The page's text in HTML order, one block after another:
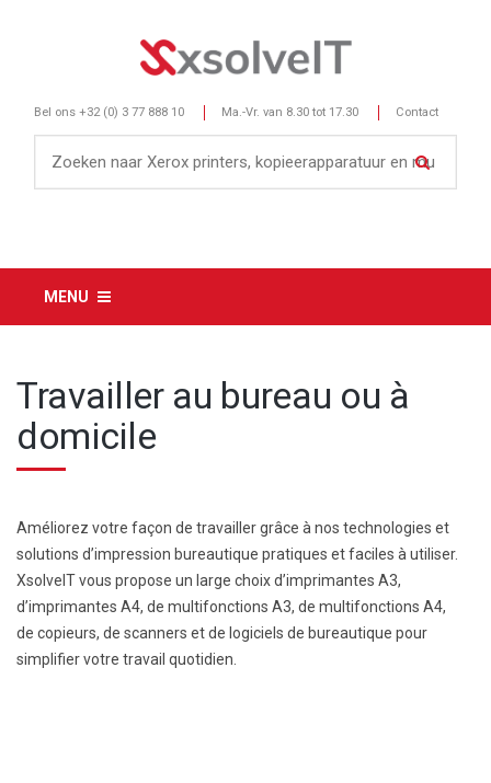
Bel ons +32 (0) 3 77 888 10 Ma.-Vr. van 8.30 tot 17.30 Contact
MENU
Travailler au bureau ou à
domicile
Améliorez votre façon de travailler grâce à nos technologies et
solutions d’impression bureautique pratiques et faciles à utiliser.
XsolveIT vous propose un large choix d’imprimantes A3,
d’imprimantes A4, de multifonctions A3, de multifonctions A4,
de copieurs, de scanners et de logiciels de bureautique pour
simplifier votre travail quotidien.